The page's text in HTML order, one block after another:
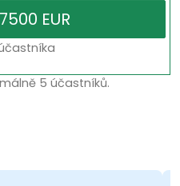
5 účastníků.